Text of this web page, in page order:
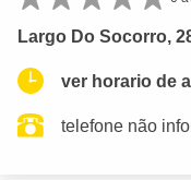
Largo Do Socorro,
ver horario de
telefone não